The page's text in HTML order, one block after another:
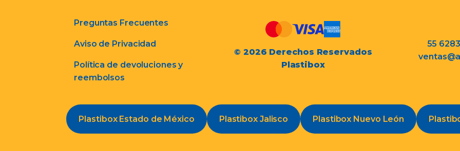
Preguntas Frecuentes
Aviso de Privacidad
Política de devoluciones y
reembolsos
© 2026 Derechos Reservados
Plastibox
55
Plastibox Estado de México Plastibox Jalisco Plastibox Nuevo León